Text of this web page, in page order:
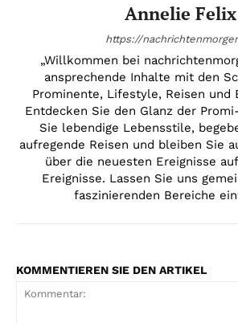
Annelie Felix
https://
„Willkommen bei
ansprechende Inhalte mit den
Prominente, Lifestyle, Reisen und
Entdecken Sie den Glanz der
Sie lebendige Lebensstile,
aufregende Reisen und bleiben Sie
über die neuesten Ereignisse
Ereignisse. Lassen Sie uns
faszinierenden Bereiche
KOMMENTIEREN SIE DEN ARTIKEL